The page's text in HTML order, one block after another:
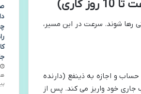
رها شوند. سرعت در این مسیر،
و اجازه به ذینفع (دارنده
خود واریز می کند. پس از